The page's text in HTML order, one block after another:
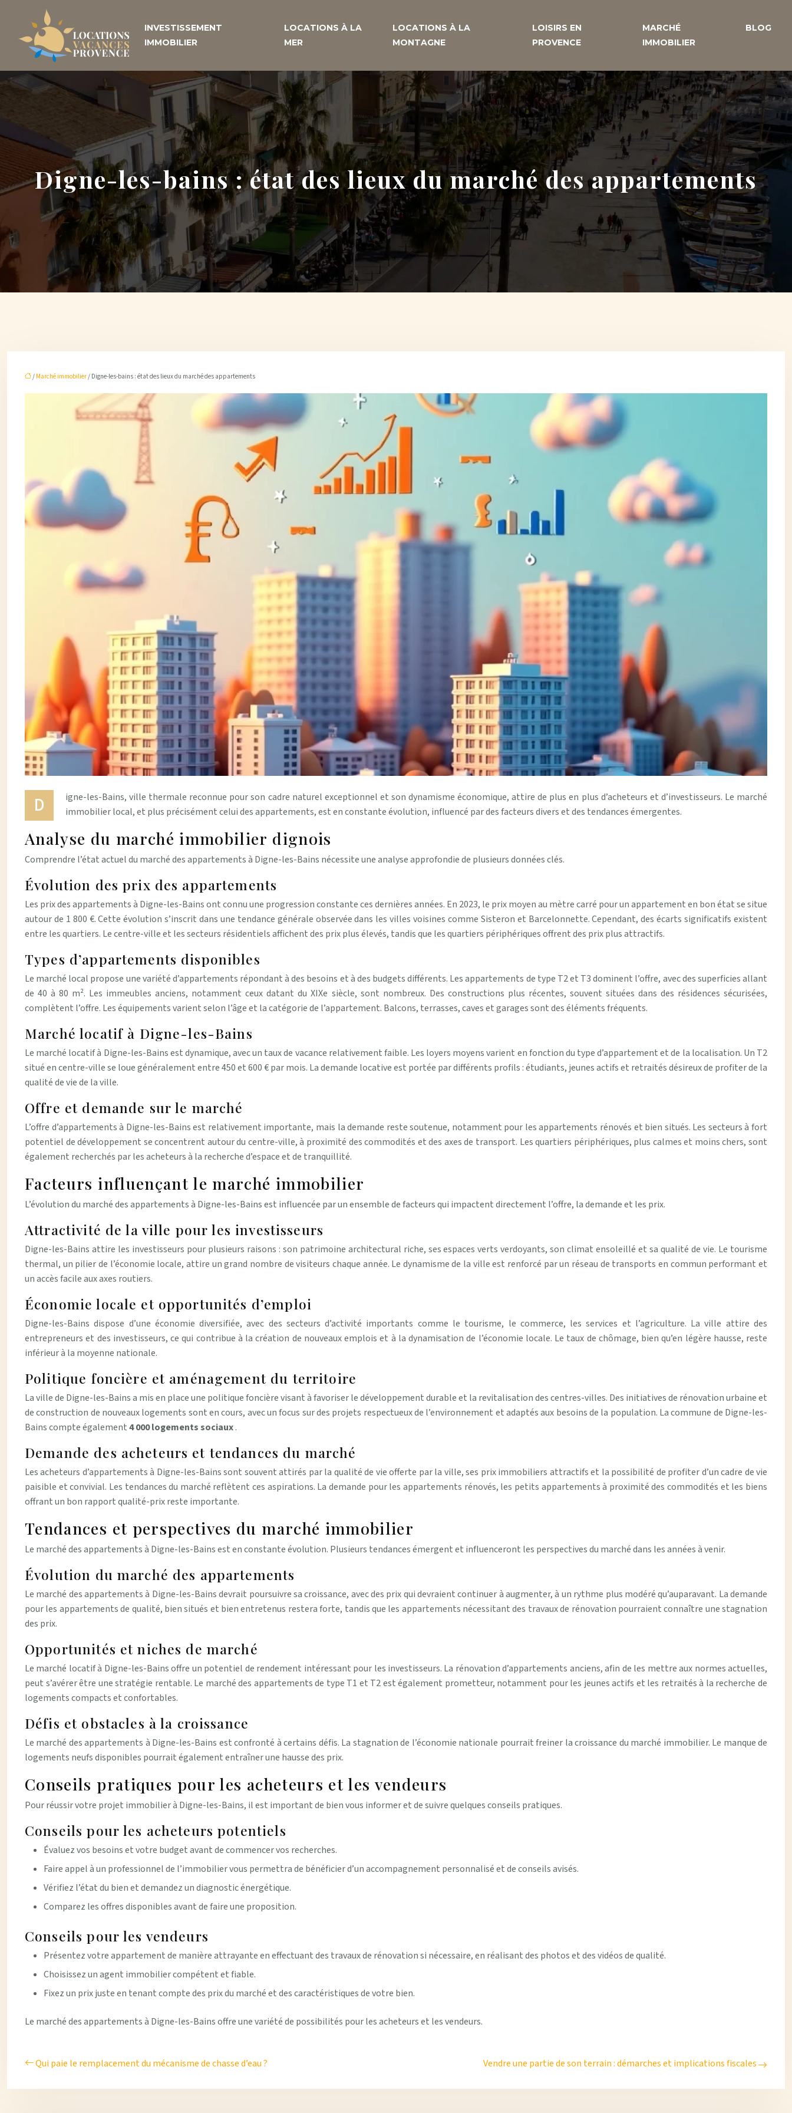
INVESTISSEMENT
IMMOBILIER
LOCATIONS À LA
MER
LOCATIONS À LA
MONTAGNE
LOISIRS EN
PROVENCE
MARCHÉ
IMMOBILIER
BLOG
Digne-les-bains : état des lieux du marché des appartements
/ Marché immobilier/ Digne-les-bains : état des lieux du marché des appartements
D
igne-les-Bains, ville thermale reconnue pour son cadre naturel exceptionnel et son dynamisme économique, attire de plus en plus d’acheteurs et d’investisseurs. Le marché
immobilier local, et plus précisément celui des appartements, est en constante évolution, influencé par des facteurs divers et des tendances émergentes.
Analyse du marché immobilier dignois
Comprendre l’état actuel du marché des appartements à Digne-les-Bains nécessite une analyse approfondie de plusieurs données clés.
Évolution des prix des appartements
Les prix des appartements à Digne-les-Bains ont connu une progression constante ces dernières années. En 2023, le prix moyen au mètre carré pour un appartement en bon état se situe
autour de 1 800 €. Cette évolution s’inscrit dans une tendance générale observée dans les villes voisines comme Sisteron et Barcelonnette. Cependant, des écarts significatifs existent
entre les quartiers. Le centre-ville et les secteurs résidentiels affichent des prix plus élevés, tandis que les quartiers périphériques offrent des prix plus attractifs.
Types d’appartements disponibles
Le marché local propose une variété d’appartements répondant à des besoins et à des budgets différents. Les appartements de type T2 et T3 dominent l’offre, avec des superficies allant
de 40 à 80 m². Les immeubles anciens, notamment ceux datant du XIXe siècle, sont nombreux. Des constructions plus récentes, souvent situées dans des résidences sécurisées,
complètent l’offre. Les équipements varient selon l’âge et la catégorie de l’appartement. Balcons, terrasses, caves et garages sont des éléments fréquents.
Marché locatif à Digne-les-Bains
Le marché locatif à Digne-les-Bains est dynamique, avec un taux de vacance relativement faible. Les loyers moyens varient en fonction du type d’appartement et de la localisation. Un T2
situé en centre-ville se loue généralement entre 450 et 600 € par mois. La demande locative est portée par différents profils : étudiants, jeunes actifs et retraités désireux de profiter de la
qualité de vie de la ville.
Offre et demande sur le marché
L’offre d’appartements à Digne-les-Bains est relativement importante, mais la demande reste soutenue, notamment pour les appartements rénovés et bien situés. Les secteurs à fort
potentiel de développement se concentrent autour du centre-ville, à proximité des commodités et des axes de transport. Les quartiers périphériques, plus calmes et moins chers, sont
également recherchés par les acheteurs à la recherche d’espace et de tranquillité.
Facteurs influençant le marché immobilier
L’évolution du marché des appartements à Digne-les-Bains est influencée par un ensemble de facteurs qui impactent directement l’offre, la demande et les prix.
Attractivité de la ville pour les investisseurs
Digne-les-Bains attire les investisseurs pour plusieurs raisons : son patrimoine architectural riche, ses espaces verts verdoyants, son climat ensoleillé et sa qualité de vie. Le tourisme
thermal, un pilier de l’économie locale, attire un grand nombre de visiteurs chaque année. Le dynamisme de la ville est renforcé par un réseau de transports en commun performant et
un accès facile aux axes routiers.
Économie locale et opportunités d’emploi
Digne-les-Bains dispose d’une économie diversifiée, avec des secteurs d’activité importants comme le tourisme, le commerce, les services et l’agriculture. La ville attire des
entrepreneurs et des investisseurs, ce qui contribue à la création de nouveaux emplois et à la dynamisation de l’économie locale. Le taux de chômage, bien qu’en légère hausse, reste
inférieur à la moyenne nationale.
Politique foncière et aménagement du territoire
La ville de Digne-les-Bains a mis en place une politique foncière visant à favoriser le développement durable et la revitalisation des centres-villes. Des initiatives de rénovation urbaine et
de construction de nouveaux logements sont en cours, avec un focus sur des projets respectueux de l’environnement et adaptés aux besoins de la population. La commune de Digne-les-
Bains compte également4 000 logements sociaux.
Demande des acheteurs et tendances du marché
Les acheteurs d’appartements à Digne-les-Bains sont souvent attirés par la qualité de vie offerte par la ville, ses prix immobiliers attractifs et la possibilité de profiter d’un cadre de vie
paisible et convivial. Les tendances du marché reflètent ces aspirations. La demande pour les appartements rénovés, les petits appartements à proximité des commodités et les biens
offrant un bon rapport qualité-prix reste importante.
Tendances et perspectives du marché immobilier
Le marché des appartements à Digne-les-Bains est en constante évolution. Plusieurs tendances émergent et influenceront les perspectives du marché dans les années à venir.
Évolution du marché des appartements
Le marché des appartements à Digne-les-Bains devrait poursuivre sa croissance, avec des prix qui devraient continuer à augmenter, à un rythme plus modéré qu’auparavant. La demande
pour les appartements de qualité, bien situés et bien entretenus restera forte, tandis que les appartements nécessitant des travaux de rénovation pourraient connaître une stagnation
des prix.
Opportunités et niches de marché
Le marché locatif à Digne-les-Bains offre un potentiel de rendement intéressant pour les investisseurs. La rénovation d’appartements anciens, afin de les mettre aux normes actuelles,
peut s’avérer être une stratégie rentable. Le marché des appartements de type T1 et T2 est également prometteur, notamment pour les jeunes actifs et les retraités à la recherche de
logements compacts et confortables.
Défis et obstacles à la croissance
Le marché des appartements à Digne-les-Bains est confronté à certains défis. La stagnation de l’économie nationale pourrait freiner la croissance du marché immobilier. Le manque de
logements neufs disponibles pourrait également entraîner une hausse des prix.
Conseils pratiques pour les acheteurs et les vendeurs
Pour réussir votre projet immobilier à Digne-les-Bains, il est important de bien vous informer et de suivre quelques conseils pratiques.
Conseils pour les acheteurs potentiels
Évaluez vos besoins et votre budget avant de commencer vos recherches.
Faire appel à un professionnel de l’immobilier vous permettra de bénéficier d’un accompagnement personnalisé et de conseils avisés.
Vérifiez l’état du bien et demandez un diagnostic énergétique.
Comparez les offres disponibles avant de faire une proposition.
Conseils pour les vendeurs
Présentez votre appartement de manière attrayante en effectuant des travaux de rénovation si nécessaire, en réalisant des photos et des vidéos de qualité.
Choisissez un agent immobilier compétent et fiable.
Fixez un prix juste en tenant compte des prix du marché et des caractéristiques de votre bien.
Le marché des appartements à Digne-les-Bains offre une variété de possibilités pour les acheteurs et les vendeurs.
Qui paie le remplacement du mécanisme de chasse d’eau ? Vendre une partie de son terrain : démarches et implications fiscales